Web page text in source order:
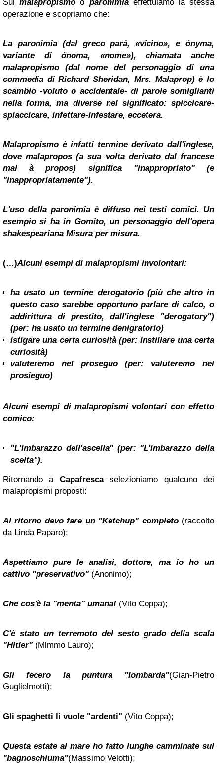
Sulmalapropismo o paronimiaeffettuiamo la stessa
operazione e scopriamo che:
La paronimia(dal grecopará, «vicino», eónyma,
variante diónoma, «nome»), chiamata anche
malapropismo (dal nome del personaggio di una
commedia di Richard Sheridan, Mrs. Malaprop) è lo
scambio -voluto o accidentale- di parole somiglianti
nella forma, ma diverse nel significato: spiccicare-
spiaccicare, infettare-infestare, eccetera.
Malapropismo è infatti termine derivato dall'inglese,
dovemalapropos (a sua volta derivato dal francese
mal à propos) significa "inappropriato" (e
"inappropriatamente").
L'uso della paronimia è diffuso nei testi comici. Un
esempio si ha in Gomito, un personaggio dell'opera
shakespeariana Misura per misura.
(…)Alcuni esempi di malapropismi involontari:
ha usato un termine derogatorio(più che altro in
questo caso sarebbe opportuno parlare di calco, o
addirittura di prestito, dall'inglese "derogatory")
(per: ha usato un termine denigratorio)
istigare una certa curiosità(per:instillare una certa
curiosità)
valuteremo nel proseguo(per: valuteremo nel
prosieguo)
Alcuni esempi di malapropismi volontari con effetto
comico:
"L'imbarazzo dell'ascella" (per: "L'imbarazzo della
scelta").
Ritornando a Capafrescaselezioniamo qualcuno dei
malapropismi proposti:
Al ritorno devo fare un "Ketchup" completo(raccolto
da Linda Paparo);
Aspettiamo pure le analisi, dottore, ma io ho un
cattivo "preservativo" (Anonimo);
Che cos'è la "menta" umana! (Vito Coppa);
C'è stato un terremoto del sesto grado della scala
"Hitler" (Mimmo Lauro);
Gli fecero la puntura "lombarda"(Gian-Pietro
Guglielmotti);
Gli spaghetti li vuole "ardenti" (Vito Coppa);
Questa estate al mare ho fatto lunghe camminate sul
"bagnoschiuma"(Massimo Velotti);